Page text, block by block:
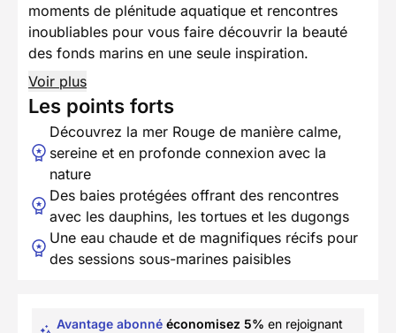
moments de plénitude aquatique et rencontres
inoubliables pour vous faire découvrir la beauté
des fonds marins en une seule inspiration.
Voir plus
Les points forts
Découvrez la mer Rouge de manière calme,
sereine et en profonde connexion avec la
nature
Des baies protégées offrant des rencontres
avec les dauphins, les tortues et les dugongs
Une eau chaude et de magnifiques récifs pour
des sessions sous-marines paisibles
Avantage abonné économisez 5% en rejoignant